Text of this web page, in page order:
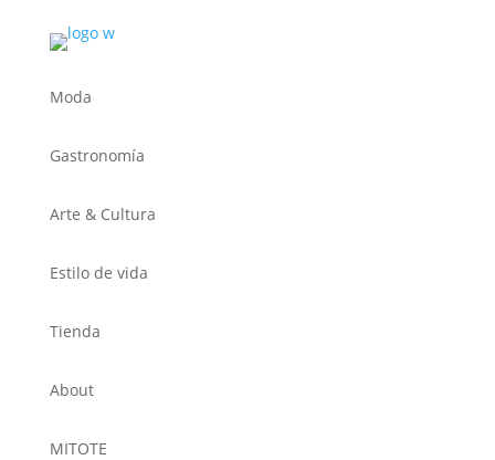
Moda
Gastronomía
Arte & Cultura
Estilo de vida
Tienda
About
MITOTE